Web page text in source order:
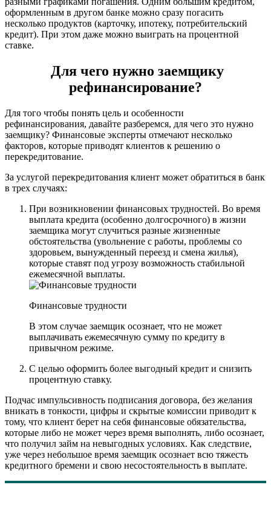
оформленным в другом банке можно сразу погасить
несколько продуктов (карточку, ипотеку, потребительский
кредит). При этом даже можно выиграть на процентной
ставке.
Для чего нужно заемщику
рефинансирование?
Для того чтобы понять цель и особенности
рефинансирования, давайте разберемся, для чего это нужно
заемщику? Финансовые эксперты отмечают несколько
факторов, которые приводят клиентов к решению о
перекредитование.
За услугой перекредитования клиент может обратиться в банк
в трех случаях:
При возникновении финансовых трудностей. Во время
выплата кредита (особенно долгосрочного) в жизни
заемщика могут случиться разные жизненные
обстоятельства (увольнение с работы, проблемы со
здоровьем, вынужденный переезд и смена жилья),
которые ставят под угрозу возможность стабильной
ежемесячной выплаты.
Финансовые трудности
В этом случае заемщик осознает, что не может
выплачивать ежемесячную сумму по кредиту в
привычном режиме.
С целью оформить более выгодный кредит и снизить
процентную ставку.
Подчас импульсивность подписания договора, без желания
вникать в тонкости, цифры и скрытые комиссии приводит к
тому, что клиент берет на себя финансовые обязательства,
которые либо не может через время выполнять, либо осознает,
что получил займ на невыгодных условиях. Как следствие,
уже через небольшое время заемщик осознает всю тяжесть
кредитного бремени и свою несостоятельность в выплате.